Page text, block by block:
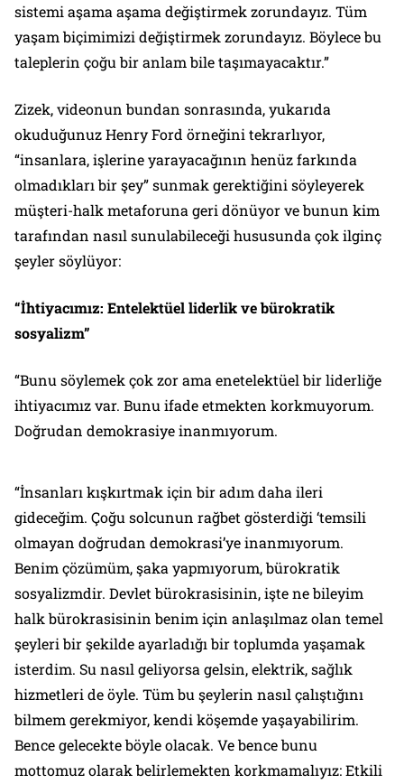
sistemi aşama aşama değiştirmek zorundayız. Tüm
yaşam biçimimizi değiştirmek zorundayız. Böylece bu
taleplerin çoğu bir anlam bile taşımayacaktır.”
Zizek, videonun bundan sonrasında, yukarıda
okuduğunuz Henry Ford örneğini tekrarlıyor,
“insanlara, işlerine yarayacağının henüz farkında
olmadıkları bir şey” sunmak gerektiğini söyleyerek
müşteri-halk metaforuna geri dönüyor ve bunun kim
tarafından nasıl sunulabileceği hususunda çok ilginç
şeyler söylüyor:
“İhtiyacımız: Entelektüel liderlik ve bürokratik
sosyalizm”
“Bunu söylemek çok zor ama enetelektüel bir liderliğe
ihtiyacımız var. Bunu ifade etmekten korkmuyorum.
Doğrudan demokrasiye inanmıyorum.
“İnsanları kışkırtmak için bir adım daha ileri
gideceğim. Çoğu solcunun rağbet gösterdiği ‘temsili
olmayan doğrudan demokrasi’ye inanmıyorum.
Benim çözümüm, şaka yapmıyorum, bürokratik
sosyalizmdir. Devlet bürokrasisinin, işte ne bileyim
halk bürokrasisinin benim için anlaşılmaz olan temel
şeyleri bir şekilde ayarladığı bir toplumda yaşamak
isterdim. Su nasıl geliyorsa gelsin, elektrik, sağlık
hizmetleri de öyle. Tüm bu şeylerin nasıl çalıştığını
bilmem gerekmiyor, kendi köşemde yaşayabilirim.
Bence gelecekte böyle olacak. Ve bence bunu
mottomuz olarak belirlemekten korkmamalıyız: Etkili